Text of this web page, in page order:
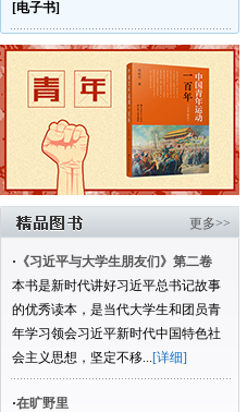
[电子书]
更多>>
· 《习近平与大学生朋友们》第二卷
本书是新时代讲好习近平总书记故事
的优秀读本，是当代大学生和团员青
年学习领会习近平新时代中国特色社
会主义思想，坚定不移...[详细]
·在旷野里